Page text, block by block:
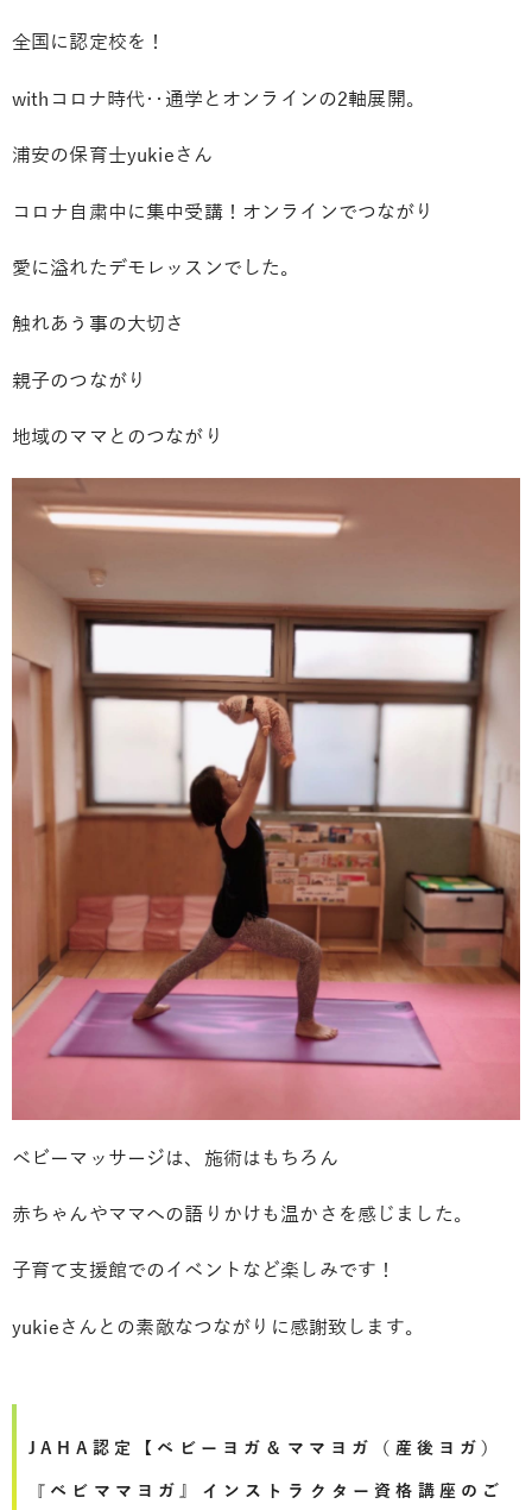
全国に認定校を！
withコロナ時代‥通学とオンラインの2軸展開。
浦安の保育士yukieさん
コロナ自粛中に集中受講！オンラインでつながり
愛に溢れたデモレッスンでした。
触れあう事の大切さ
親子のつながり
地域のママとのつながり
ベビーマッサージは、施術はもちろん
赤ちゃんやママへの語りかけも温かさを感じました。
子育て支援館でのイベントなど楽しみです！
yukieさんとの素敵なつながりに感謝致します。
JAHA認定【ベビーヨガ＆ママヨガ（産後ヨガ）
『ベビママヨガ』インストラクター資格講座のご